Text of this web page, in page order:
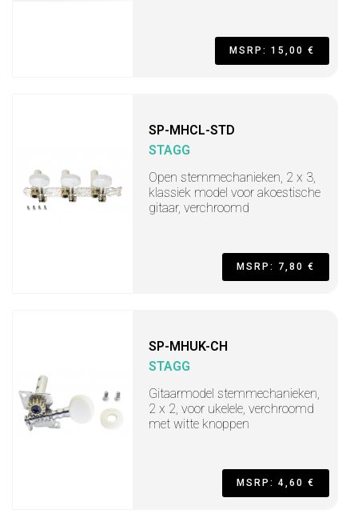
MSRP: 15,00 €
SP-MHCL-STD
STAGG
Open stemmechanieken, 2 x 3,
klassiek model voor akoestische
gitaar, verchroomd
MSRP: 7,80 €
SP-MHUK-CH
STAGG
Gitaarmodel stemmechanieken,
2 x 2, voor ukelele, verchroomd
met witte knoppen
MSRP: 4,60 €